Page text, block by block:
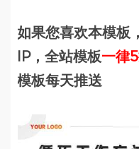
如果您喜欢本模板
IP，全站模板一律
模板每天推送